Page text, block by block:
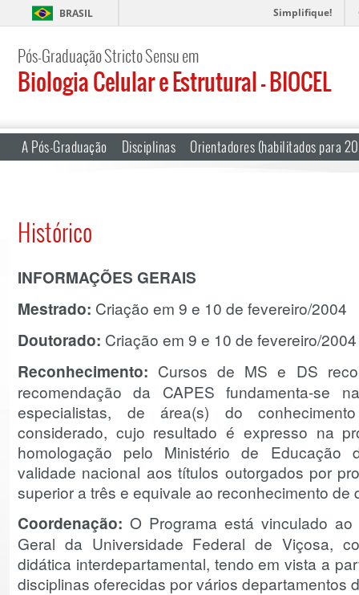
BRASIL Simplifique!
Pós-Graduação Stricto Sensu em
Biologia Celular e Estrutural – BIOCEL
A Pós-Graduação Disciplinas Orientadores (habilitados para
Histórico
INFORMAÇÕES GERAIS
Mestrado: Criação em 9 e 10 de fevereiro/2004
Doutorado: Criação em 9 e 10 de fevereiro/2004
Reconhecimento: Cursos de MS e DS
recomendação da CAPES fundamenta-se
especialistas, de área(s) do
considerado, cujo resultado é expresso na
homologação pelo Ministério de Educação
validade nacional aos títulos outorgados por
superior a três e equivale ao reconhecimento de
Coordenação: O Programa está vinculado
Geral da Universidade Federal de Viçosa,
didática interdepartamental, tendo em vista a
disciplinas oferecidas por vários departamentos